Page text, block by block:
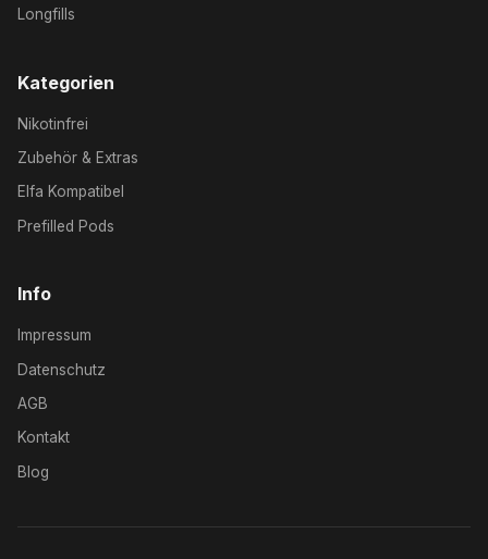
Longfills
Kategorien
Nikotinfrei
Zubehör & Extras
Elfa Kompatibel
Prefilled Pods
Info
Impressum
Datenschutz
AGB
Kontakt
Blog